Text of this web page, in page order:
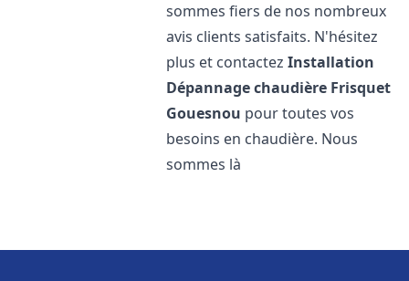
sommes fiers de nos nombreux
avis clients satisfaits. N'hésitez
plus et contactezInstallation
Dépannage chaudière Frisquet
Gouesnou pour toutes vos
besoins en chaudière. Nous
sommes là